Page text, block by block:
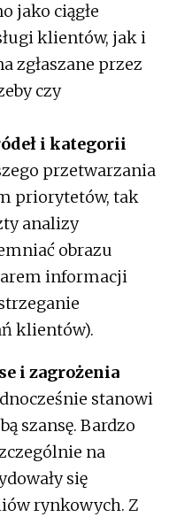
jako ciągłe
klientów, jak i
zgłaszane przez
czy
i kategorii
przetwarzania
priorytetów, tak
analizy
obrazu
informacji
klientów).
i zagrożenia
stanowi
szansę. Bardzo
na
się
rynkowych. Z